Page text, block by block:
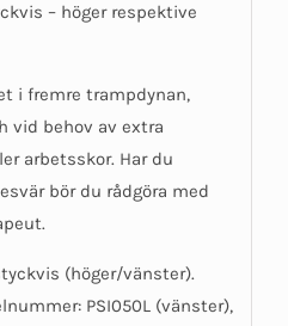
– höger respektive
i fremre trampdynan,
vid behov av extra
arbetsskor. Har du
bör du rådgöra med
(höger/vänster).
PSI050L (vänster),